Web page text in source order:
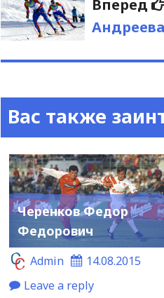
Вперед
Вас также
Черенков Федор
Федорович
Admin
14.08.2015
Leave a reply